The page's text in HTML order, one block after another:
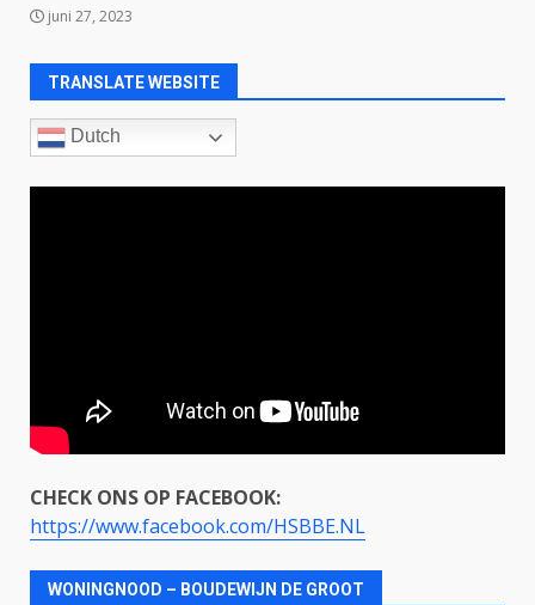
juni 27, 2023
TRANSLATE WEBSITE
Dutch
CHECK ONS OP FACEBOOK:
https://www.facebook.com/HSBBE.NL
WONINGNOOD – BOUDEWIJN DE GROOT